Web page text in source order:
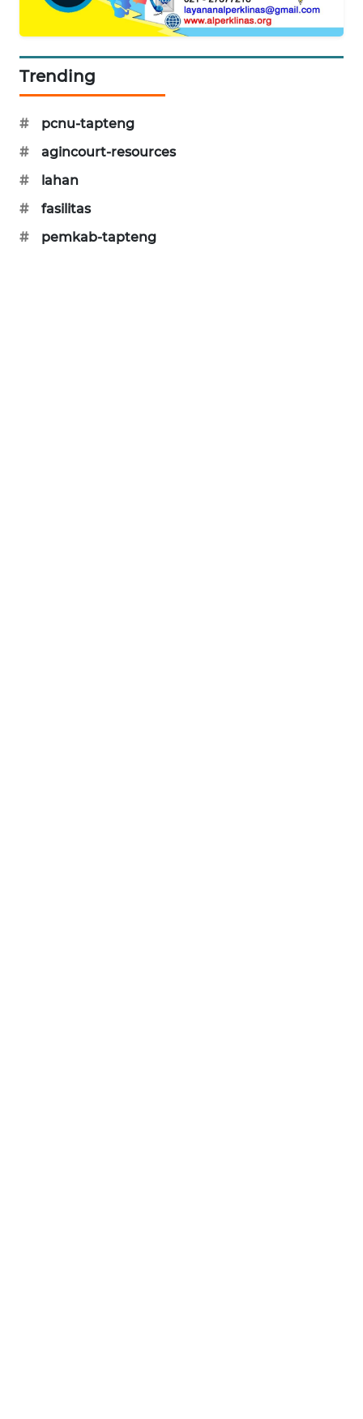
Trending
#
pcnu-tapteng
#
agincourt-resources
#
lahan
#
fasilitas
#
pemkab-tapteng
NEWS
NEWS
NEWS
ANUGERAH
NEWS
AKHLAK